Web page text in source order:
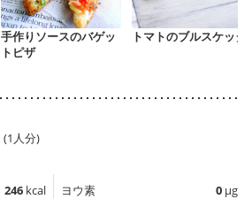
手作りソースのバゲッ
トピザ
トマトのブルスケッタ
(1人分)
246 kcal
ヨウ素 0 µg